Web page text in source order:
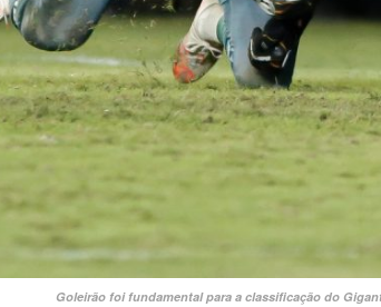
Goleirão foi fundamental para a classificação do